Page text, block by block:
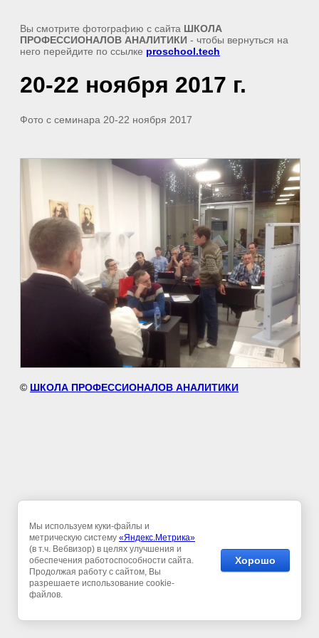
Вы смотрите фотографию с сайта ШКОЛА
ПРОФЕССИОНАЛОВ АНАЛИТИКИ - чтобы вернуться на
него перейдите по ссылке proschool.tech
20-22 ноября 2017 г.
Фото с семинара 20-22 ноября 2017
© ШКОЛА ПРОФЕССИОНАЛОВ АНАЛИТИКИ
Мы используем куки-файлы и
метрическую систему «Яндекс.Метрика»
(в т.ч. Вебвизор) в целях улучшения и
обеспечения работоспособности сайта.
Продолжая работу с сайтом, Вы
разрешаете использование cookie-
файлов.
Хорошо